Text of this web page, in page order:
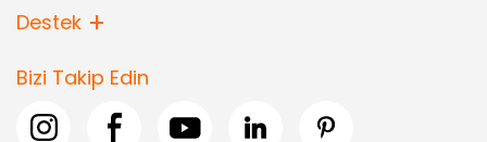
Destek
Bizi Takip Edin